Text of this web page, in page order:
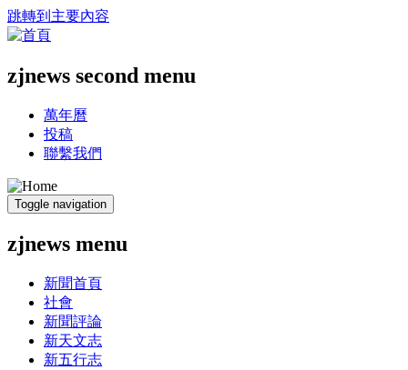
跳轉到主要內容
zjnews second menu
萬年曆
投稿
聯繫我們
Toggle navigation
zjnews menu
新聞首頁
社會
新聞評論
新天文志
新五行志